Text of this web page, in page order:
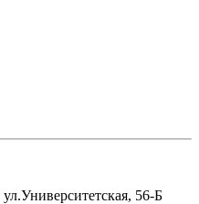
ул.Университетская, 56-Б